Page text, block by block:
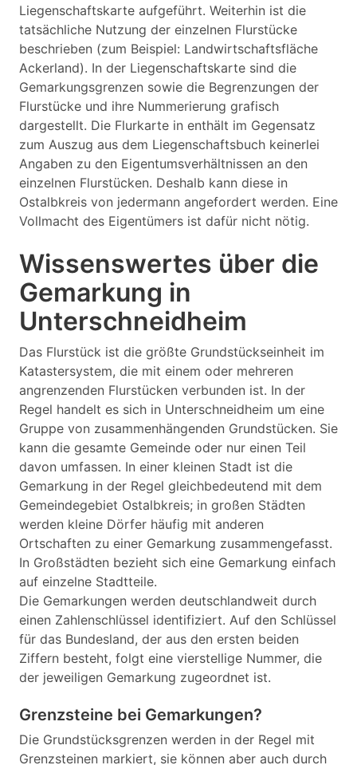
Liegenschaftskarte aufgeführt. Weiterhin ist die
tatsächliche Nutzung der einzelnen Flurstücke
beschrieben (zum Beispiel: Landwirtschaftsfläche
Ackerland). In der Liegenschaftskarte sind die
Gemarkungsgrenzen sowie die Begrenzungen der
Flurstücke und ihre Nummerierung grafisch
dargestellt. Die Flurkarte in enthält im Gegensatz
zum Auszug aus dem Liegenschaftsbuch keinerlei
Angaben zu den Eigentumsverhältnissen an den
einzelnen Flurstücken. Deshalb kann diese in
Ostalbkreis von jedermann angefordert werden. Eine
Vollmacht des Eigentümers ist dafür nicht nötig.
Wissenswertes über die
Gemarkung in
Unterschneidheim
Das Flurstück ist die größte Grundstückseinheit im
Katastersystem, die mit einem oder mehreren
angrenzenden Flurstücken verbunden ist. In der
Regel handelt es sich in Unterschneidheim um eine
Gruppe von zusammenhängenden Grundstücken. Sie
kann die gesamte Gemeinde oder nur einen Teil
davon umfassen. In einer kleinen Stadt ist die
Gemarkung in der Regel gleichbedeutend mit dem
Gemeindegebiet Ostalbkreis; in großen Städten
werden kleine Dörfer häufig mit anderen
Ortschaften zu einer Gemarkung zusammengefasst.
In Großstädten bezieht sich eine Gemarkung einfach
auf einzelne Stadtteile.
Die Gemarkungen werden deutschlandweit durch
einen Zahlenschlüssel identifiziert. Auf den Schlüssel
für das Bundesland, der aus den ersten beiden
Ziffern besteht, folgt eine vierstellige Nummer, die
der jeweiligen Gemarkung zugeordnet ist.
Grenzsteine bei Gemarkungen?
Die Grundstücksgrenzen werden in der Regel mit
Grenzsteinen markiert, sie können aber auch durch